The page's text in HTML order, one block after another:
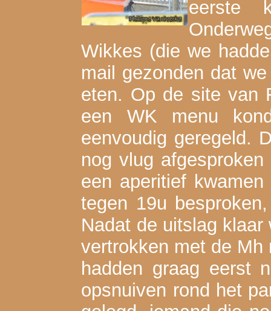
eerste
Wikkes (die we
mail gezonden dat
eten. Op de site van
een WK menu
eenvoudig geregeld.
nog vlug
een aperitief
tegen 19u
Nadat de uitslag
vertrokken met de
hadden graag eerst
opsnuiven rond het